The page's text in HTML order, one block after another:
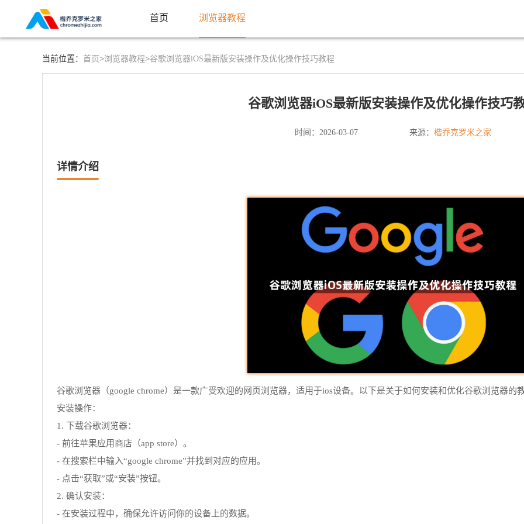
首页 浏览器教程
当前位置： 首页>浏览器教程>谷歌浏览器iOS最新版安装操作及优化操作技巧教程
谷歌浏览器iOS最新版安装操作及优化操作技巧
时间：2026-03-07 来源： 楷乔克罗米之家
详情介绍
谷歌浏览器（google chrome）是一款广受欢迎的网页浏览器，适用于ios设备。以下是关于如何安装和优化谷歌浏览器的
安装操作：
1. 下载谷歌浏览器：
- 前往苹果应用商店（app store）。
- 在搜索栏中输入“google chrome”并找到对应的应用。
- 点击“获取”或“安装”按钮。
2. 确认安装：
- 在安装过程中，确保允许访问你的设备上的数据。